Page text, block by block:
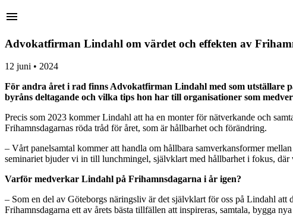
menu
Advokatfirman Lindahl om värdet och effekten av
12 juni • 2024
För andra året i rad finns Advokatfirman Lindahl med som utställare
byråns deltagande och vilka tips hon har till organisationer som
Precis som 2023 kommer Lindahl att ha en monter för nätverkande och
Frihamnsdagarnas röda tråd för året, som är hållbarhet och förändring.
– Vårt panelsamtal kommer att handla om hållbara samverkansformer
seminariet bjuder vi in till lunchmingel, självklart med hållbarhet i fokus, där
Varför medverkar Lindahl på Frihamnsdagarna i år igen?
– Som en del av Göteborgs näringsliv är det självklart för oss på Lindahl att
Frihamnsdagarna ett av årets bästa tillfällen att inspireras, samtala, bygga